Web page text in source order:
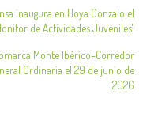
inaugura en Hoya Gonzalo el
de Actividades Juveniles"
Monte Ibérico–Corredor
Ordinaria el 29 de junio de
2026